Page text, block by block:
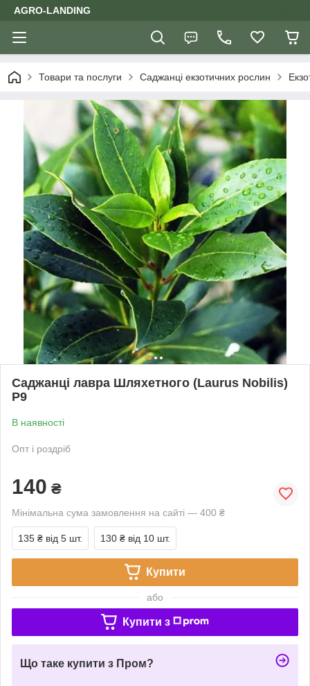
AGRO-LANDING
Товари та послуги Саджанці екзотичних рослин
Саджанці лавра Шляхетного (Laurus Nobilis)
Р9
В наявності
Опт і роздріб
140 ₴
Мінімальна сума замовлення на сайті — 400 ₴
135 ₴ від 5 шт. 130 ₴ від 10 шт.
Купити
або
Купити з
Що таке купити з Пром?